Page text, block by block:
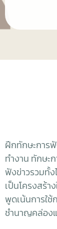
ฝึกทักษะการฟั
ทำงาน ทักษะ
ฟังข่าวรวมทั้ง
เป็นโครงสร้า
พูดเน้นการใ
ชำนาญคล่อง